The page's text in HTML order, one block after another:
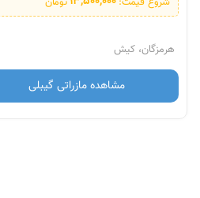
هرمزگان، کیش
مشاهده مازراتی گیبلی